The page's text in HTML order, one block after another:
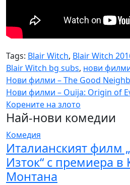
Tags: Blair Witch, Blair Witch
Blair Witch bg subs, нови
Навигация
Нови филми – The Good
Нови филми – Ouija: Origin of
Корените на злото
Най-нови комедии
Комедия
Италианският филм
Изток“ с премиера
Монтана